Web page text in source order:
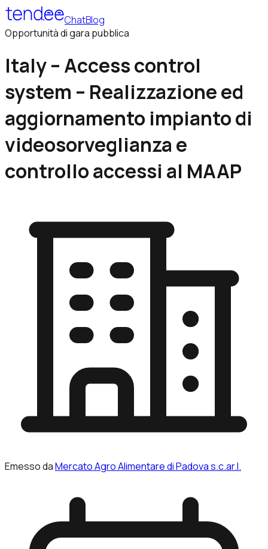
ChatBlog
Opportunità di gara pubblica
Italy – Access control
system – Realizzazione ed
aggiornamento impianto di
videosorveglianza e
controllo accessi al MAAP
Emesso daMercato Agro Alimentare di Padova s.c.ar.l.